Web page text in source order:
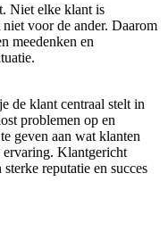
Niet elke klant is
voor de ander. Daarom
meedenken en
de klant centraal stelt in
problemen op en
geven aan wat klanten
ervaring. Klantgericht
reputatie en succes